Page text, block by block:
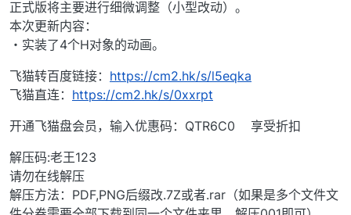
正式版将主要进行细微调整（小型改动）。
本次更新内容：
・实装了4个H对象的动画。
飞猫转百度链接： https://cm2.hk/s/l5eqka
飞猫直连： https://cm2.hk/s/0xxrpt
开通飞猫盘会员，输入优惠码：QTR6C0 享受折扣
解压码:老王123
请勿在线解压
解压方法：PDF,PNG后缀改.7Z或者.rar（如果是多个文件文